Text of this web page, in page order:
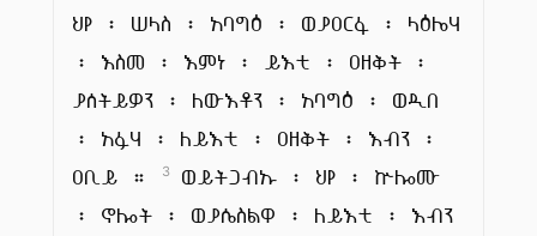
ህየ ፡ ሠላስ ፡ አባግዕ ፡ ወያዐርፋ ፡ ላዕሌሃ
፡ እስመ ፡ እምነ ፡ ይእቲ ፡ ዐዘቅት ፡
ያሰትይዎን ፡ ለውእቶን ፡ አባግዕ ፡ ወዲበ
፡ አፉሃ ፡ ለይእቲ ፡ ዐዘቅት ፡ እብን ፡
ዐቢይ ።
3
ወይትጋብኡ ፡ ህየ ፡ ኵሎሙ
፡ ኖሎት ፡ ወያሴስልዋ ፡ ለይእቲ ፡ እብን